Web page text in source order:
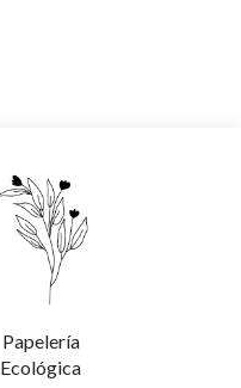
Papelería
Ecológica